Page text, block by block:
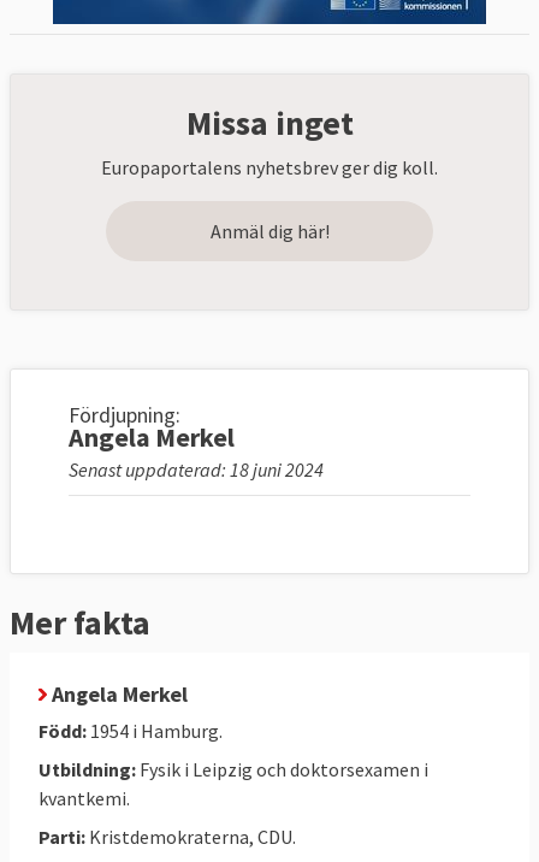
Missa inget
Europaportalens nyhetsbrev ger dig koll.
Anmäl dig här!
Fördjupning:
Angela Merkel
Senast uppdaterad: 18 juni 2024
Mer fakta
Angela Merkel
Född: 1954 i Hamburg.
Utbildning: Fysik i Leipzig och doktorsexamen i
kvantkemi.
Parti: Kristdemokraterna, CDU.